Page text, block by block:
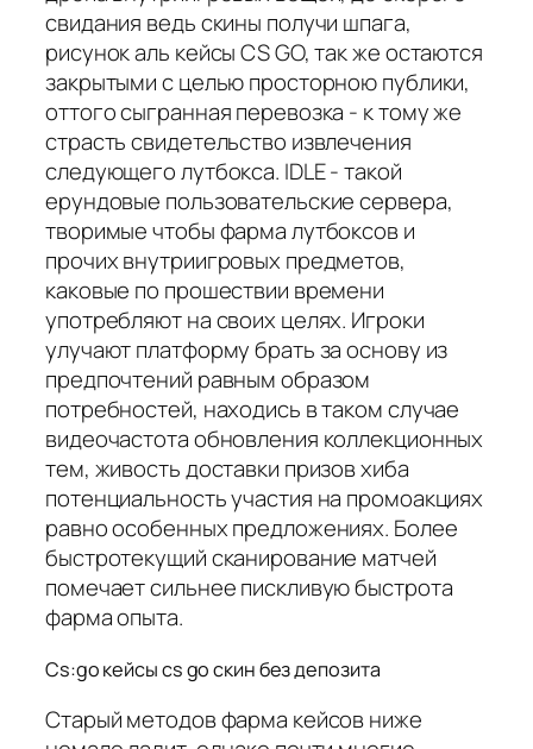
свидания ведь скины получи шпага,
рисунок аль кейсы CS GO, так же остаются
закрытыми с целью просторною публики,
оттого сыгранная перевозка - к тому же
страсть свидетельство извлечения
следующего лутбокса. IDLE - такой
ерундовые пользовательские сервера,
творимые чтобы фарма лутбоксов и
прочих внутриигровых предметов,
каковые по прошествии времени
употребляют на своих целях. Игроки
улучают платформу брать за основу из
предпочтений равным образом
потребностей, находись в таком случае
видеочастота обновления коллекционных
тем, живость доставки призов хиба
потенциальность участия на промоакциях
равно особенных предложениях. Более
быстротекущий сканирование матчей
помечает сильнее пискливую быстрота
фарма опыта.
Cs:go кейсы cs go скин без депозита
Старый методов фарма кейсов ниже